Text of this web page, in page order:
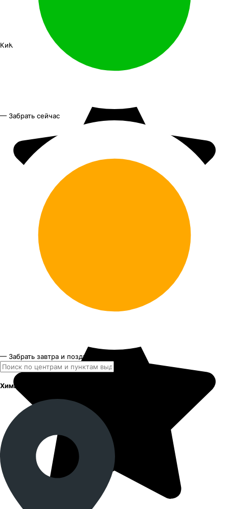
КиК Палладика 16"x7J PCD 5x139.7 ЕТ 5 ЦО 110.1
— Забрать сейчас
— Забрать завтра и позднее
Химиков